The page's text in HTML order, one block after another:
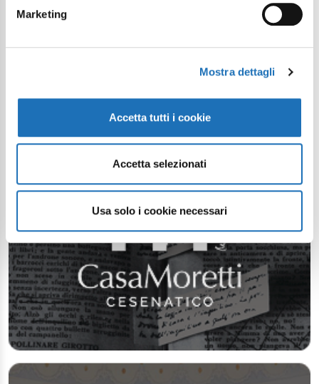
Marketing
Mostra dettagli
Accetta tutti i cookie
Accetta selezionati
Usa solo i cookie necessari